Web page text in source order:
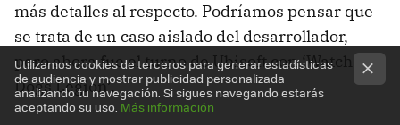
más detalles al respecto. Podríamos pensar que
se trata de un caso aislado del desarrollador,
pero ahora fue el turno de Ubisoft con ‘Watch
Dogs Legion’.
Utilizamos cookies de terceros para generar estadísticas
de audiencia y mostrar publicidad personalizada
analizando tu navegación. Si sigues navegando estarás
aceptando su uso. Más información